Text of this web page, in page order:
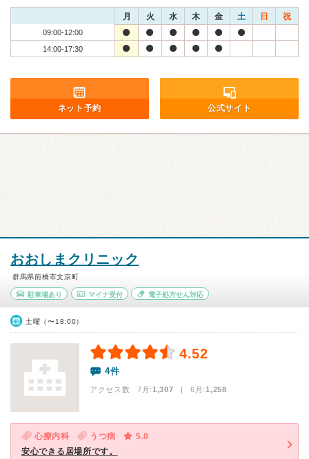
月 火 水 木 金 土 日 祝
09:00-12:00
14:00-17:30
ネット予約 公式サイト
おおしまクリニック
群馬県前橋市文京町
駐車場あり マイナ受付 電子処方せん対応
土曜（〜18:00）
4.52
4件
アクセス数 7月:1,307 | 6月:1,258
心療内科 うつ病
5.0
安心できる居場所です。